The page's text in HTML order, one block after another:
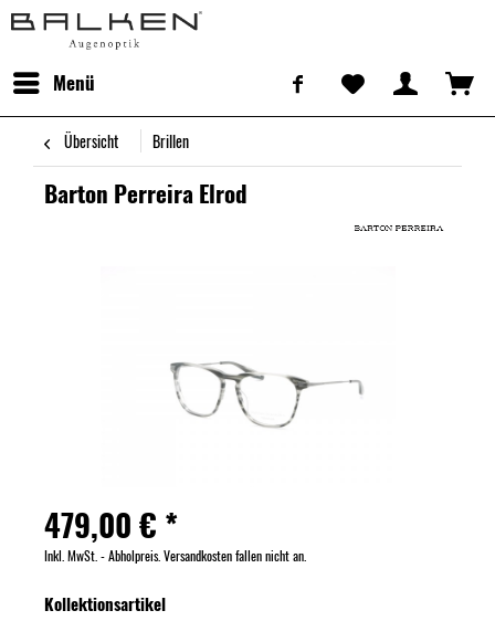
Menü
Übersicht Brillen
Barton Perreira Elrod
479,00 € *
Inkl. MwSt. - Abholpreis. Versandkosten fallen nicht an.
Kollektionsartikel